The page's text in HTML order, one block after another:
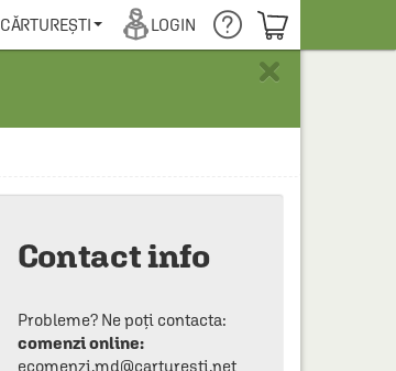
CĂRTUREȘTI LOGIN COȘUL TĂU
×
Contact info
Probleme? Ne poți contacta:
comenzi online:
ecomenzi.md@carturesti.net